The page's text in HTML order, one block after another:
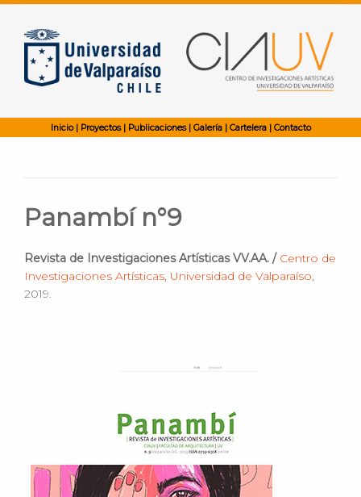
Inicio| Proyectos| Publicaciones| Galería| Cartelera| Contacto
Panambí n°9
Revista de Investigaciones Artísticas VV.AA. / Centro de
Investigaciones Artísticas, Universidad de Valparaíso,
2019.